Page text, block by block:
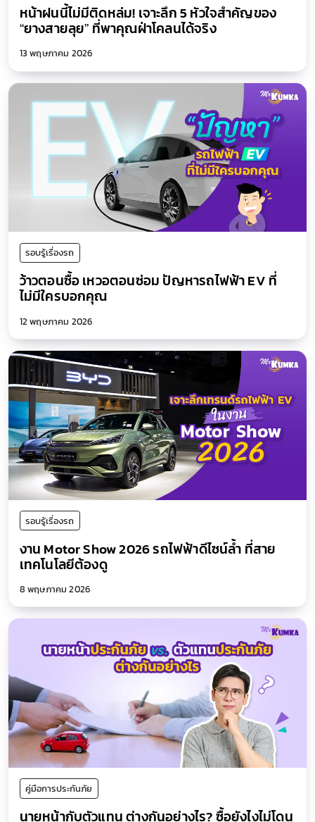
หน้าฝนนี้ไม่มีติดหล่ม! เจาะลึก 5 หัวใจสำคัญของ
“ยางสายลุย” ที่พาคุณฝ่าโคลนได้จริง
13 พฤษภาคม 2026
รอบรู้เรื่องรถ
ว้าวตอนซื้อ เหวอตอนซ่อม ปัญหารถไฟฟ้า EV ที่
ไม่มีใครบอกคุณ
12 พฤษภาคม 2026
รอบรู้เรื่องรถ
งาน Motor Show 2026 รถไฟฟ้าดีไซน์ล้ำ ที่สาย
เทคโนโลยีต้องดู
8 พฤษภาคม 2026
คู่มือการประกันภัย
นายหน้ากับตัวแทน ต่างกันอย่างไร? ซื้อยังไงไม่โดน